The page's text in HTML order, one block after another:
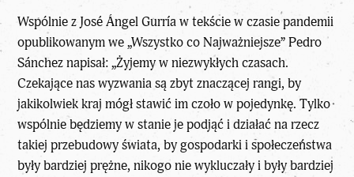
Wspólnie z José Ángel Gurríaw tekście w czasie pandemii
opublikowanym we „Wszystko co Najważniejsze” Pedro
Sánchez napisał:„Żyjemy w niezwykłych czasach.
Czekające nas wyzwania są zbyt znaczącej rangi, by
jakikolwiek kraj mógł stawić im czoło w pojedynkę. Tylko
wspólnie będziemy w stanie je podjąć i działać na rzecz
takiej przebudowy świata, by gospodarki i społeczeństwa
były bardziej prężne, nikogo nie wykluczały i były bardziej